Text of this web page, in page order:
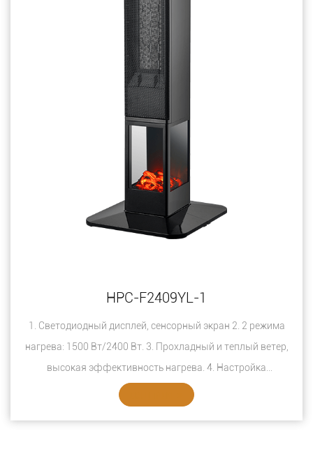
HPC-F2409YL-1
1. Светодиодный дисплей, сенсорный экран 2. 2 режима
нагрева: 1500 Вт/2400 Вт. 3. Прохладный и теплый ветер,
высокая эффективность нагрева. 4. Настройка
температуры 10-49 ℃. 5. Таймер н...